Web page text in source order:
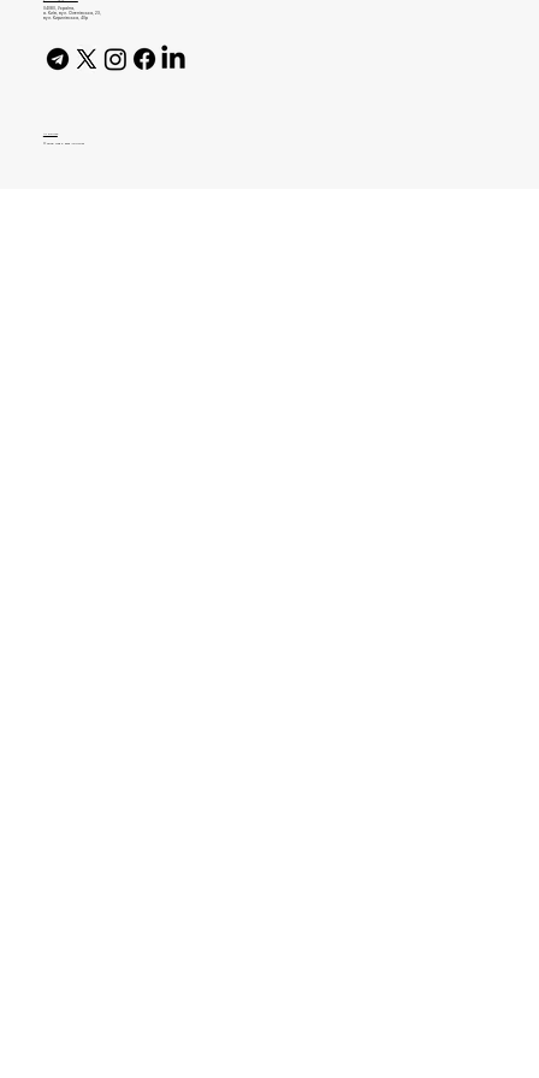
04080, Україна,
м. Київ, вул. Оленівська, 23,​
вул. Кирилівська, 40р
AI Policy
© 2026 High Bar Journal